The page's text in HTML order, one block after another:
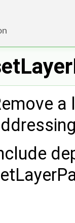
Foundation